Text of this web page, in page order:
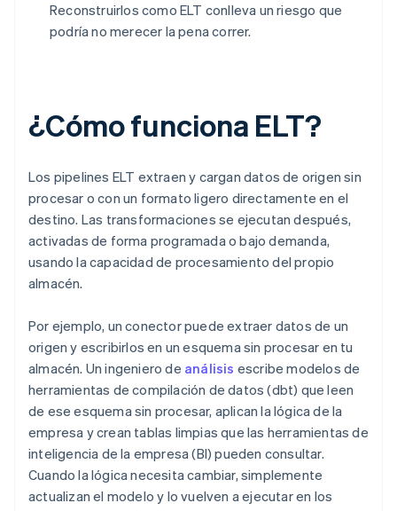
Reconstruirlos como ELT conlleva un riesgo que
podría no merecer la pena correr.
¿Cómo funciona ELT?
Los pipelines ELT extraen y cargan datos de origen sin
procesar o con un formato ligero directamente en el
destino. Las transformaciones se ejecutan después,
activadas de forma programada o bajo demanda,
usando la capacidad de procesamiento del propio
almacén.
Por ejemplo, un conector puede extraer datos de un
origen y escribirlos en un esquema sin procesar en tu
almacén. Un ingeniero de análisis escribe modelos de
herramientas de compilación de datos (dbt) que leen
de ese esquema sin procesar, aplican la lógica de la
empresa y crean tablas limpias que las herramientas de
inteligencia de la empresa (BI) pueden consultar.
Cuando la lógica necesita cambiar, simplemente
actualizan el modelo y lo vuelven a ejecutar en los